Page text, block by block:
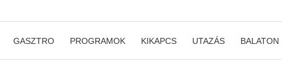
GASZTRO PROGRAMOK KIKAPCS UTAZÁS BALATON